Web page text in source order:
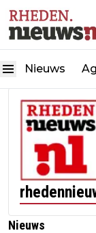
Nieuws
Nieuws